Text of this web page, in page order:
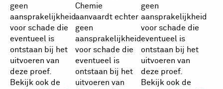
geen
aansprakelijkheid
voor schade die
eventueel is
ontstaan bij het
uitvoeren van
deze proef.
Bekijk ook de
Chemie
aanvaardt echter
geen
aansprakelijkheid
voor schade die
eventueel is
ontstaan bij het
uitvoeren van
geen
aansprakelijkheid
voor schade die
eventueel is
ontstaan bij het
uitvoeren van
deze proef.
Bekijk ook de